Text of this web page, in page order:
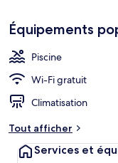
Équipements
Piscine
Wi-Fi gratuit
Climatisation
Tout afficher
Services et